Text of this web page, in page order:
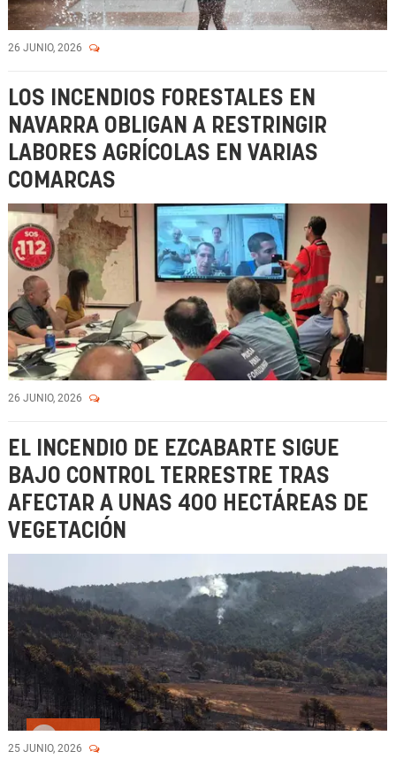
26 JUNIO, 2026
LOS INCENDIOS FORESTALES EN
NAVARRA OBLIGAN A RESTRINGIR
LABORES AGRÍCOLAS EN VARIAS
COMARCAS
26 JUNIO, 2026
EL INCENDIO DE EZCABARTE SIGUE
BAJO CONTROL TERRESTRE TRAS
AFECTAR A UNAS 400 HECTÁREAS DE
VEGETACIÓN
25 JUNIO, 2026